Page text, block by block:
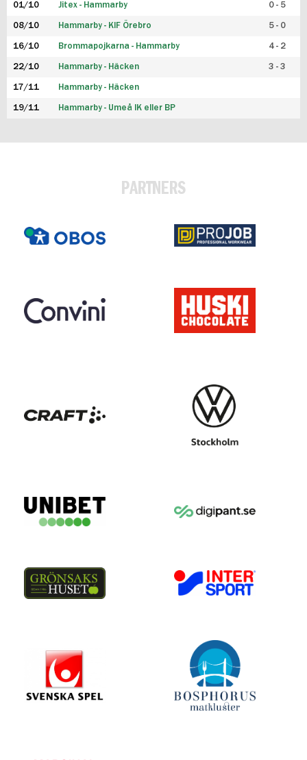
01/10 Jitex - Hammarby 0 - 5
08/10 Hammarby - KIF Örebro 5 - 0
16/10 Brommapojkarna - Hammarby 4 - 2
22/10 Hammarby - Häcken 3 - 3
17/11 Hammarby - Häcken
19/11 Hammarby - Umeå IK eller BP
PARTNERS